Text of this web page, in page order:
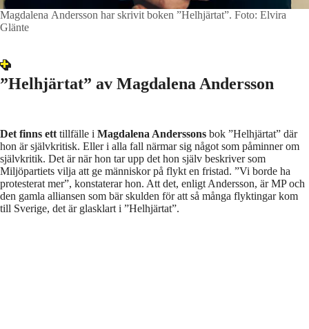
Magdalena Andersson har skrivit boken ”Helhjärtat”.
Glänte
”Helhjärtat” av Magdalena Andersson
Det finns ett tillfälle i Magdalena Anderssons bok ”Helhjärtat” där
hon är självkritisk. Eller i alla fall närmar sig något som påminner om
självkritik. Det är när hon tar upp det hon själv beskriver som
Miljöpartiets vilja att ge människor på flykt en fristad. ”Vi borde ha
protesterat mer”, konstaterar hon. Att det, enligt Andersson, är MP och
den gamla alliansen som bär skulden för att så många flyktingar kom
till Sverige, det är glasklart i ”Helhjärtat”.